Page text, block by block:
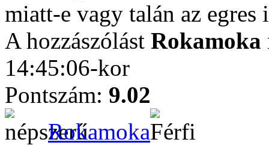
miatt-e vagy talán az
A hozzászólást Rokamoka
14:45:06-kor
Pontszám: 9.02
Rokamoka